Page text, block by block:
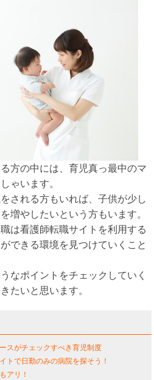
方の中には、育児真っ最中のマ
ゃいます。
される方もいれば、子供が少し
増やしたいという方もいます。
は看護師転職サイトを利用する
できる環境を見つけていくこと
なポイントをチェックしていく
たいと思います。
スがチェックすべき育児制度
トで日勤のみの病院を探そう！
アリ！